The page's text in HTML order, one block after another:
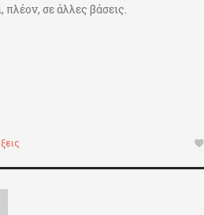
σε άλλες βάσεις.